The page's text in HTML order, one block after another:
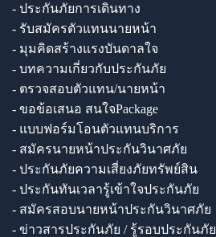
- ประกันภัยการเดินทาง
- รับสมัครตัวแทนนายหน้า
- มุมคิดสร้างแรงบันดาลใจ
- บทความเกี่ยวกับประกันภัย
- ตรวจสอบตัวแทน/นายหน้า
- ขอข้อเสนอ สนใจPackage
- แบบฟอร์มโอนตัวแทนบริการ
- สมัครนายหน้าประกันวินาศภัย
- ประกันภัยความเสี่ยงภัยทรัพย์สิน
- ประกันทันเวลารู้เข้าใจประกันภัย
- สมัครสอบนายหน้าประกันวินาศภัย
- ข่าวสารประกันภัย / รู้รอบประกันภัย